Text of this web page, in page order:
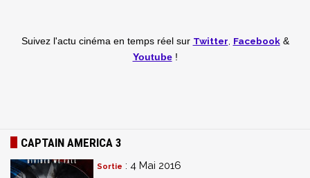
Suivez l'actu cinéma en temps réel sur Twitter Facebook&
Youtube!
CAPTAIN AMERICA 3
Sortie : 4 Mai 2016